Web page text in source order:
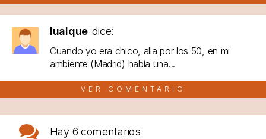
lualque dice:
Cuando yo era chico, alla por los 50, en mi
ambiente (Madrid) había una...
VER COMENTARIO
Hay 6 comentarios